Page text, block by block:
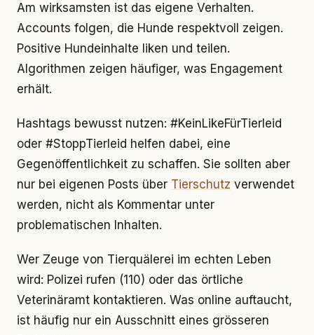
Am wirksamsten ist das eigene Verhalten.
Accounts folgen, die Hunde respektvoll zeigen.
Positive Hundeinhalte liken und teilen.
Algorithmen zeigen häufiger, was Engagement
erhält.
Hashtags bewusst nutzen: #KeinLikeFürTierleid
oder #StoppTierleid helfen dabei, eine
Gegenöffentlichkeit zu schaffen. Sie sollten aber
nur bei eigenen Posts über Tierschutz verwendet
werden, nicht als Kommentar unter
problematischen Inhalten.
Wer Zeuge von Tierquälerei im echten Leben
wird: Polizei rufen (110) oder das örtliche
Veterinäramt kontaktieren. Was online auftaucht,
ist häufig nur ein Ausschnitt eines grösseren